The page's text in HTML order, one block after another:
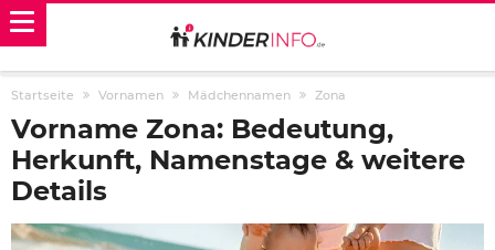
Startseite Vornamen Mädchennamen Zona
Vorname Zona: Bedeutung,
Herkunft, Namenstage & weitere
Details